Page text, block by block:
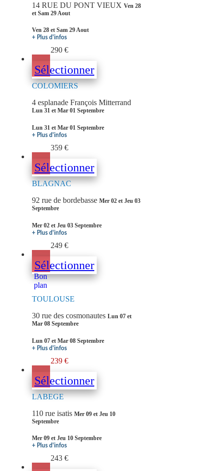
14 RUE DU PONT VIEUX Ven 28
et Sam 29 Aout
Ven 28 et Sam 29 Aout
+ Plus d'infos
290 €
Sélectionner
COLOMIERS
4 esplanade François Mitterrand
Lun 31 et Mar 01 Septembre
Lun 31 et Mar 01 Septembre
+ Plus d'infos
359 €
Sélectionner
BLAGNAC
92 rue de bordebasse Mer 02 et Jeu 03
Septembre
Mer 02 et Jeu 03 Septembre
+ Plus d'infos
249 €
Sélectionner
Bon
plan
TOULOUSE
30 rue des cosmonautes Lun 07 et
Mar 08 Septembre
Lun 07 et Mar 08 Septembre
+ Plus d'infos
239 €
Sélectionner
LABEGE
110 rue isatis Mer 09 et Jeu 10
Septembre
Mer 09 et Jeu 10 Septembre
+ Plus d'infos
243 €